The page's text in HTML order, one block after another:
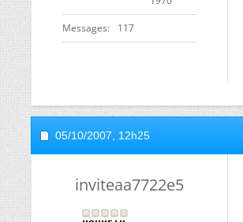
Messages 117
05/10/2007, 12h25
inviteaa7722e5